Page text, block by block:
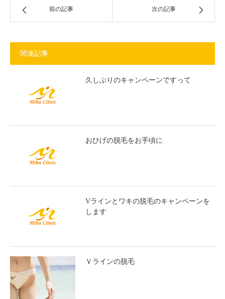
前の記事 次の記事
関連記事
久しぶりのキャンペーンですって
おひげの脱毛をお手頃に
Vラインとワキの脱毛のキャンペーンを
します
Ｖラインの脱毛